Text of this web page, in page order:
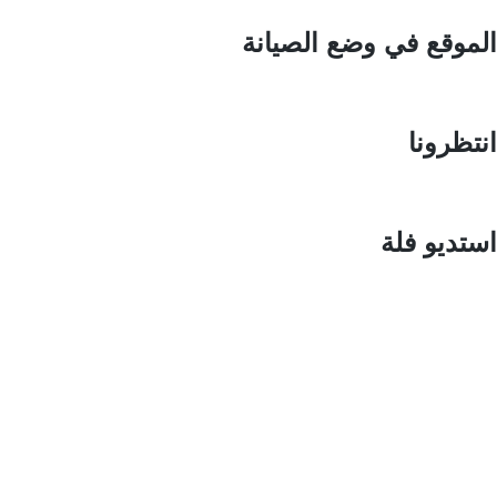
الموقع في وضع الصيانة
انتظرونا
استديو فلة